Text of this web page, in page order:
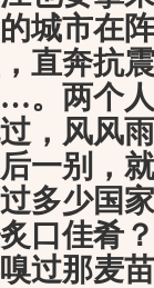
城市在
直奔抗
。两个
，风风
一别，
多少国
口佳肴
过那麦